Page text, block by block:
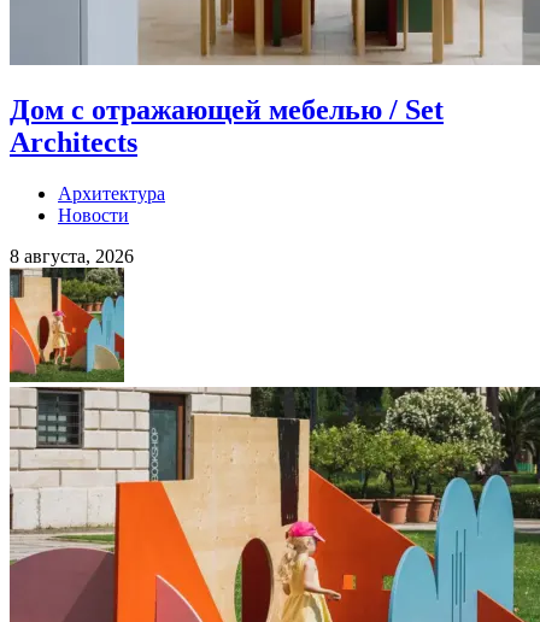
Дом с отражающей мебелью / Set
Architects
Архитектура
Новости
8 августа, 2026